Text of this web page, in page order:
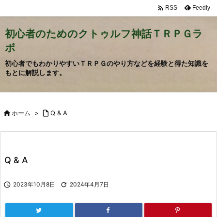
初心者のためのクトゥルフ神話ＴＲＰＧラ
ボ
初心者でもわかりやすいＴＲＰＧのやり方などを経験と得た知識を
もとに解説します。
 RSS Feedly
ホーム >  Q & A
Q & A
 2023年10月8日  2024年4月7日